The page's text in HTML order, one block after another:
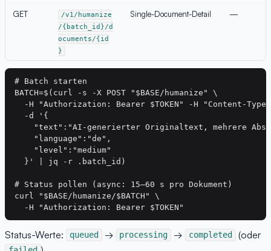
GET
/v1/humanize
/{batch_id}/d
ocuments/{id
}
Single-Document-Detail —
# Batch starten
BATCH=$(curl -s -X POST "$BASE/humanize" \
-H "Authorization: Bearer $TOKEN" -H "Content-
  -d '{
"text":"AI-generierter Originaltext, mehrere
    "language":"de",
    "level":"medium"
  }' | jq -r .batch_id)
# Status pollen (async: 15–60 s pro Dokument)
curl "$BASE/humanize/$BATCH" \
Status-Werte: queued → processing → completed (oder